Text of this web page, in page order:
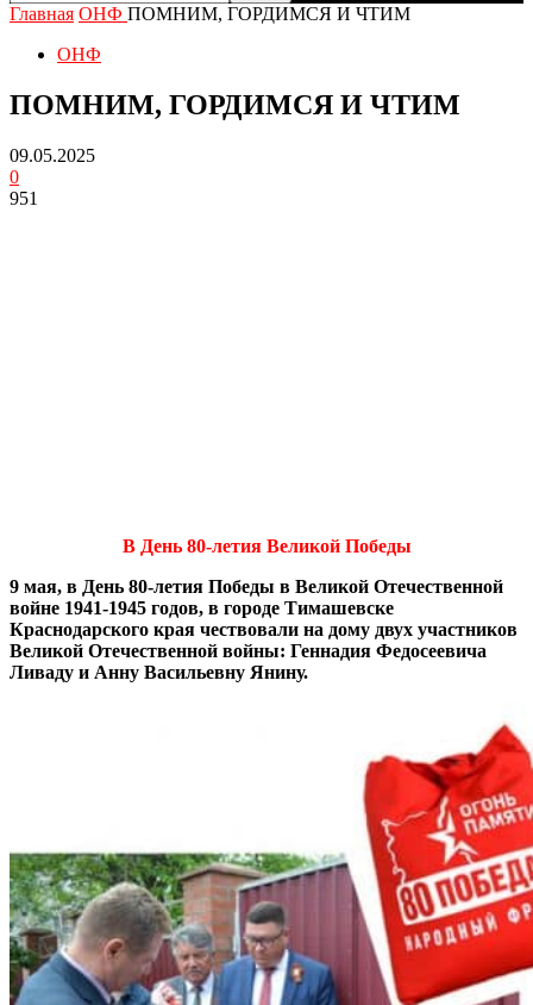
Главная ОНФ ПОМНИМ, ГОРДИМСЯ И ЧТИМ
ОНФ
ПОМНИМ, ГОРДИМСЯ И ЧТИМ
09.05.2025
0
951
В День 80-летия Великой Победы
9 мая, в День 80-летия Победы в Великой Отечественной
войне 1941-1945 годов, в городе Тимашевске
Краснодарского края чествовали на дому двух участников
Великой Отечественной войны: Геннадия Федосеевича
Ливаду и Анну Васильевну Янину.